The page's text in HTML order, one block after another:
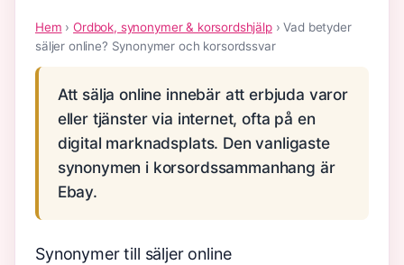
Hem ›Ordbok, synonymer & korsordshjälp› Vad betyder
säljer online? Synonymer och korsordssvar
Att sälja online innebär att erbjuda varor
eller tjänster via internet, ofta på en
digital marknadsplats. Den vanligaste
synonymen i korsordssammanhang är
Ebay.
Synonymer till säljer online